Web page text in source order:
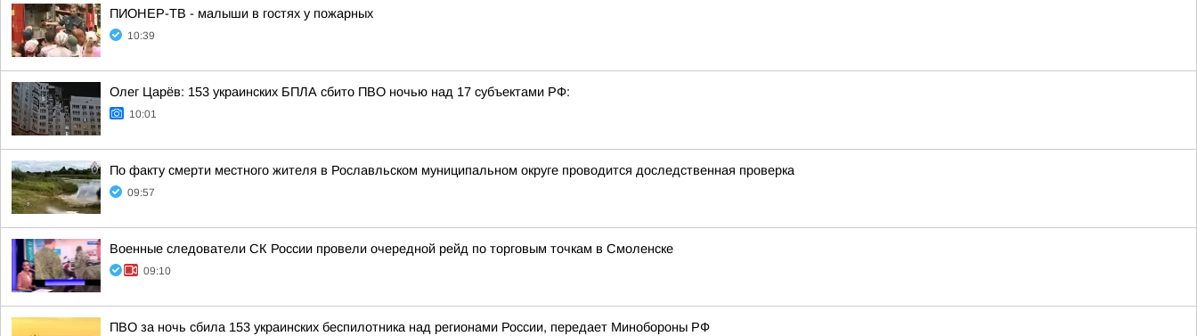
ПИОНЕР-ТВ - малыши в гостях у пожарных
10:39
Олег Царёв: 153 украинских БПЛА сбито ПВО ночью над 17 субъектами РФ:
10:01
По факту смерти местного жителя в Рославльском муниципальном округе проводится доследственная проверка
09:57
Военные следователи СК России провели очередной рейд по торговым точкам в Смоленске
09:10
ПВО за ночь сбила 153 украинских беспилотника над регионами России, передает Минобороны РФ